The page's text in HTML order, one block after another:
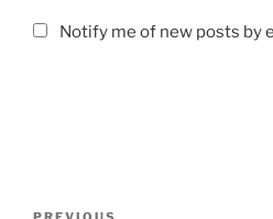
Notify me of new posts by